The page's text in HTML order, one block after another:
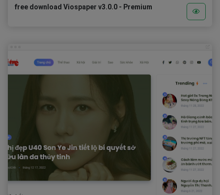
free download Viospaper v3.0.0 - Premium